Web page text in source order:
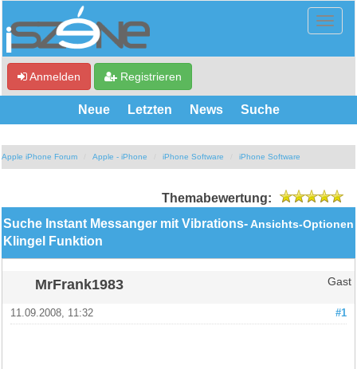
Anmelden Registrieren
Neue Letzten News Suche
Apple iPhone Forum Apple - iPhone iPhone Software iPhone Software
Themabewertung:
Ansichts-Optionen
Suche Instant Messanger mit Vibrations-
Klingel Funktion
MrFrank1983 Gast
#1
11.09.2008, 11:32